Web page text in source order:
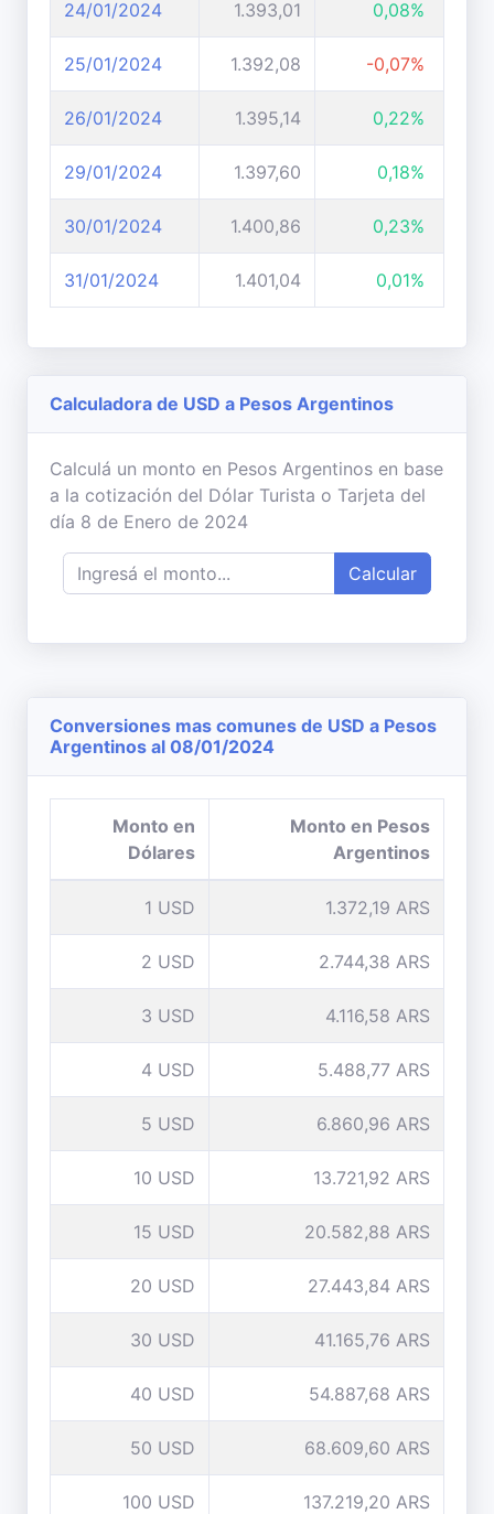
24/01/2024 1.393,01 0,08%
25/01/2024 1.392,08 -0,07%
26/01/2024 1.395,14 0,22%
29/01/2024 1.397,60 0,18%
30/01/2024 1.400,86 0,23%
31/01/2024 1.401,04 0,01%
Calculadora de USD a Pesos Argentinos
Calculá un monto en Pesos Argentinos en base
a la cotización del Dólar Turista o Tarjeta del
día 8 de Enero de 2024
Calcular
Conversiones mas comunes de USD a Pesos
Argentinos al 08/01/2024
Monto en
Dólares
Monto en Pesos
Argentinos
1 USD 1.372,19 ARS
2 USD 2.744,38 ARS
3 USD 4.116,58 ARS
4 USD 5.488,77 ARS
5 USD 6.860,96 ARS
10 USD 13.721,92 ARS
15 USD 20.582,88 ARS
20 USD 27.443,84 ARS
30 USD 41.165,76 ARS
40 USD 54.887,68 ARS
50 USD 68.609,60 ARS
100 USD 137.219,20 ARS